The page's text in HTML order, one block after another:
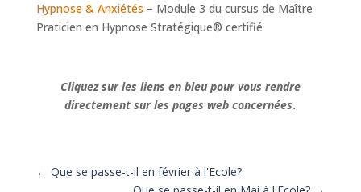
Hypnose & Anxiétés – Module 3 du cursus de Maître
Praticien en Hypnose Stratégique® certifié
Cliquez sur les liens en bleu pour vous rendre
directement sur les pages web concernées.
← Que se passe-t-il en février à l'Ecole?